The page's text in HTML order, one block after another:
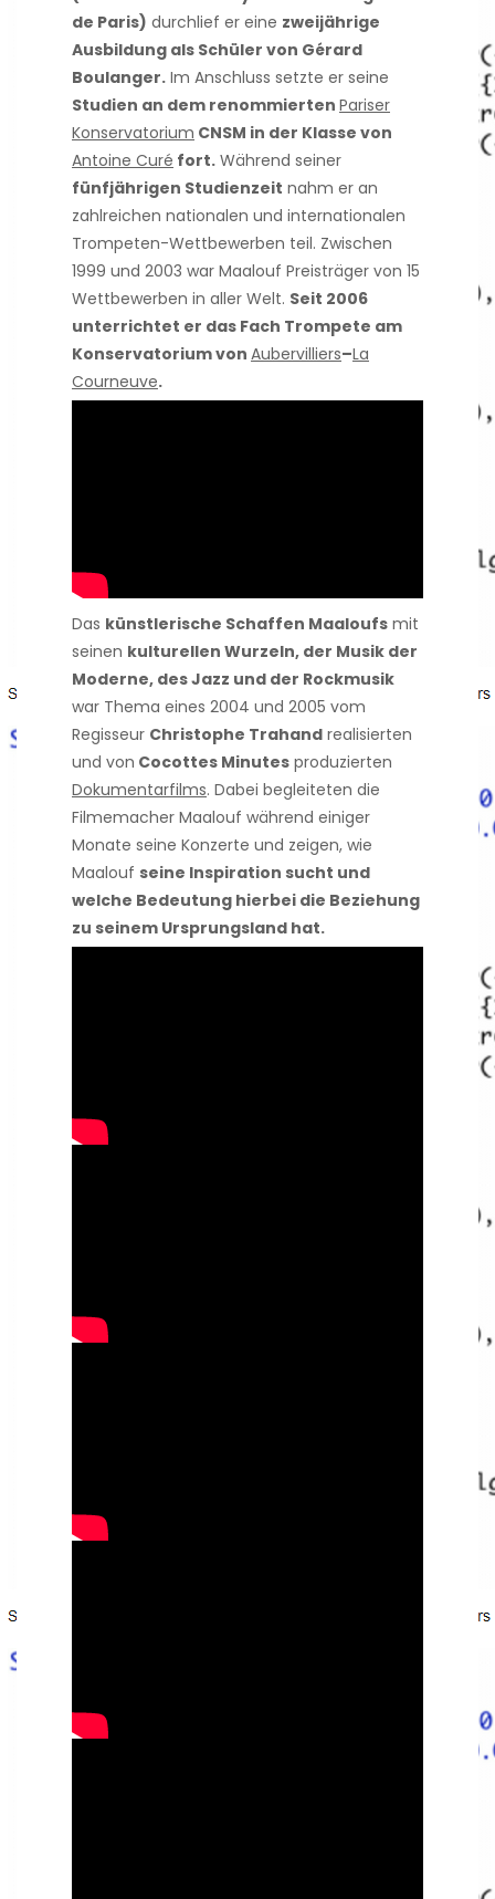
de Paris) durchlief er eine zweijährige
Ausbildung als Schüler von Gérard
Boulanger. Im Anschluss setzte er seine
Studien an dem renommierten Pariser
Konservatorium CNSM in der Klasse von
Antoine Curé fort. Während seiner
fünfjährigen Studienzeit nahm er an
zahlreichen nationalen und internationalen
Trompeten-Wettbewerben teil. Zwischen
1999 und 2003 war Maalouf Preisträger von 15
Wettbewerben in aller Welt. Seit 2006
unterrichtet er das Fach Trompete am
Konservatorium von Aubervilliers–La
Courneuve.
Das künstlerische Schaffen Maaloufs mit
seinen kulturellen Wurzeln, der Musik der
Moderne, des Jazz und der Rockmusik
war Thema eines 2004 und 2005 vom
Regisseur Christophe Trahand realisierten
und von Cocottes Minutes produzierten
Dokumentarfilms. Dabei begleiteten die
Filmemacher Maalouf während einiger
Monate seine Konzerte und zeigen, wie
Maalouf seine Inspiration sucht und
welche Bedeutung hierbei die Beziehung
zu seinem Ursprungsland hat.